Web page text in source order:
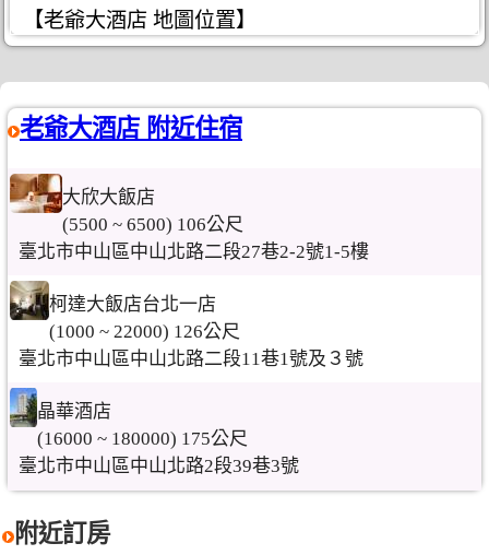
【老爺大酒店 地圖位置】
老爺大酒店 附近住宿
大欣大飯店
(5500 ~ 6500) 106公尺
臺北市中山區中山北路二段27巷2-2號1-5樓
柯達大飯店台北一店
(1000 ~ 22000) 126公尺
臺北市中山區中山北路二段11巷1號及３號
晶華酒店
(16000 ~ 180000) 175公尺
臺北市中山區中山北路2段39巷3號
附近訂房